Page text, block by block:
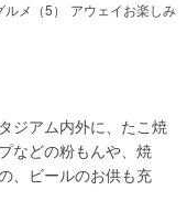
ルメ（5）
アウェイお楽しみ
ジアム内外に、たこ焼
などの粉もんや、焼
、ビールのお供も充